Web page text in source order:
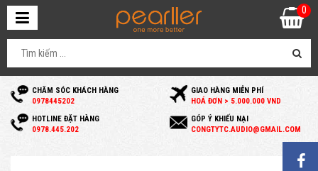
CHĂM SÓC KHÁCH HÀNG
0978445202
GIAO HÀNG MIỄN PHÍ
HOÁ ĐƠN > 5.000.000 VND
HOTLINE ĐẶT HÀNG
0978.445.202
GÓP Ý KHIẾU NẠI
CONGTYTC.AUDIO@GMAIL.COM
0